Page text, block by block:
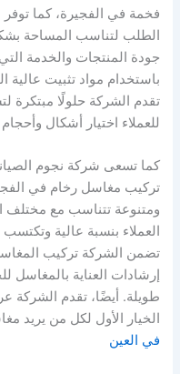
فخمة في الفجيرة، كما
الطلب لتناسب المساحة
جودة المنتجات والخدمة
باستخدام مواد تثبيت
تقدم الشركة حلولًا مبتكرة
للعملاء اختيار أشكال
كما تسعى شركة نجوم
تركيب مغاسل رخام في
ومتنوعة تتناسب مع
العملاء بنسبة عالية
تضمن الشركة تركيب
إرشادات العناية بالمغاسل
طويلة. أيضًا، تقدم الشركة
الخيار الأول لكل من يريد
في العين